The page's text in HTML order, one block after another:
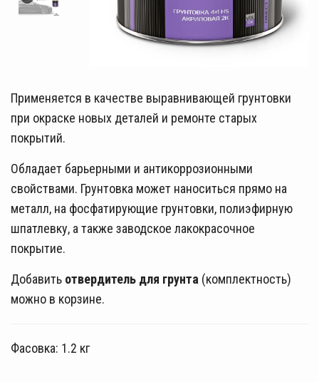
Применяется в качестве выравнивающей грунтовки
при окраске новых деталей и ремонте старых
покрытий.
Обладает барьерными и антикоррозионными
свойствами. Грунтовка может наноситься прямо на
металл, на фосфатирующие грунтовки, полиэфирную
шпатлевку, а также заводское лакокрасочное
покрытие.
Добавить отвердитель для грунта (комплектность)
можно в корзине.
Фасовка: 1.2 кг